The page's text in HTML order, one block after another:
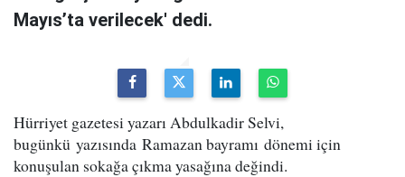
Mayıs’ta verilecek' dedi.
Hürriyet gazetesi yazarı Abdulkadir Selvi,
bugünkü yazısında Ramazan bayramı dönemi için
konuşulan sokağa çıkma yasağına değindi.